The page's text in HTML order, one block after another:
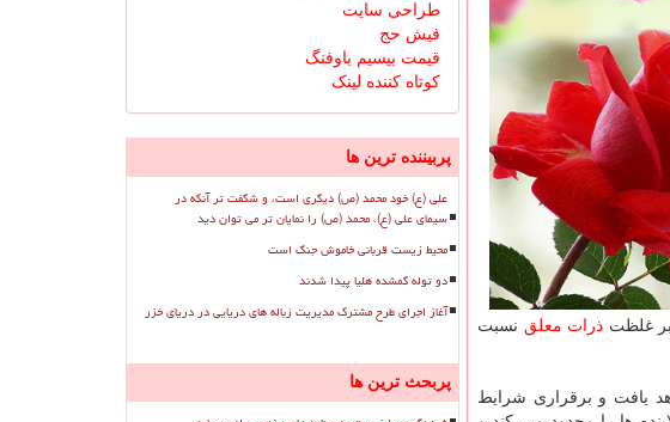
بر غلظت ذرات معلق نسبت
افزایش خواهد یافت و برقراری شرایط
طراحی سایت
فیش حج
قیمت بیسیم باوفنگ
کوتاه کننده لینک
پربیننده ترین ها
علی (ع) خود محمد (ص) دیگری است، و شگفت تر آنکه در
سیمای علی (ع)، محمد (ص) را نمایان تر می توان دید
محیط زیست قربانی خاموش جنگ است
دو توله گمشده هلیا پیدا شدند
آغاز اجرای طرح مشترک مدیریت زباله های دریایی در دریای خزر
پربحث ترین ها